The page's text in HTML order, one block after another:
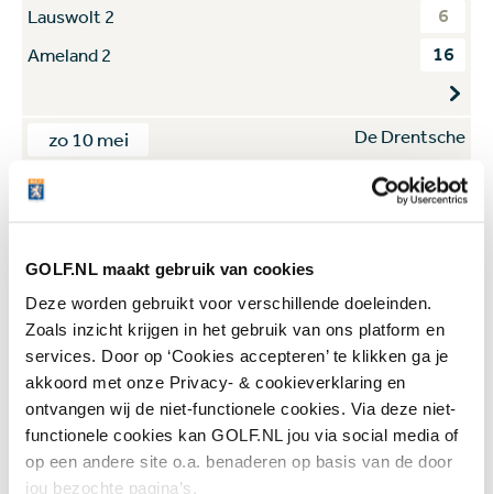
GOLF.NL maakt gebruik van cookies
Deze worden gebruikt voor verschillende doeleinden.
Zoals inzicht krijgen in het gebruik van ons platform en
services. Door op ‘Cookies accepteren’ te klikken ga je
akkoord met onze Privacy- & cookieverklaring en
ontvangen wij de niet-functionele cookies. Via deze niet-
functionele cookies kan GOLF.NL jou via social media of
op een andere site o.a. benaderen op basis van de door
jou bezochte pagina’s.
Lauswolt 2 6
Ameland 2 16
zo 10 mei
De Drentsche
De Groene Ster 5
15
Meld je hier aan voor de
GOLF.NL nieuwsbrief !